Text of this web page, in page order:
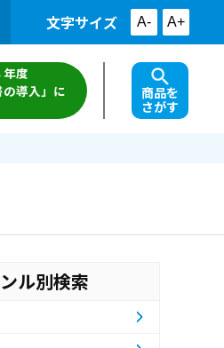
文字サイズ A- A+
度
の導入」に
商品を
さがす
ル別検索